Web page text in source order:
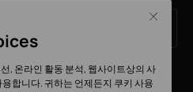
, 온라인 활동 분석, 웹사이트상의 사
합니다. 귀하는 언제든지 쿠키 사용
Close